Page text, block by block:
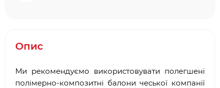
Опис
Ми рекомендуємо використовувати полегшені
полімерно-композитні балони чеської компанії